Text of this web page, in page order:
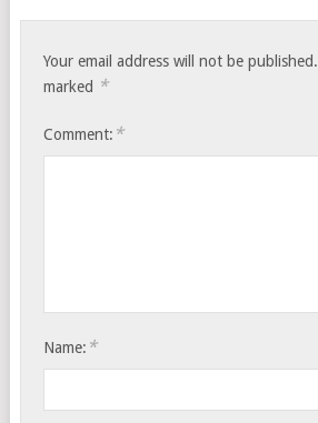
Your email address will not be published.
marked *
Comment: *
Name: *